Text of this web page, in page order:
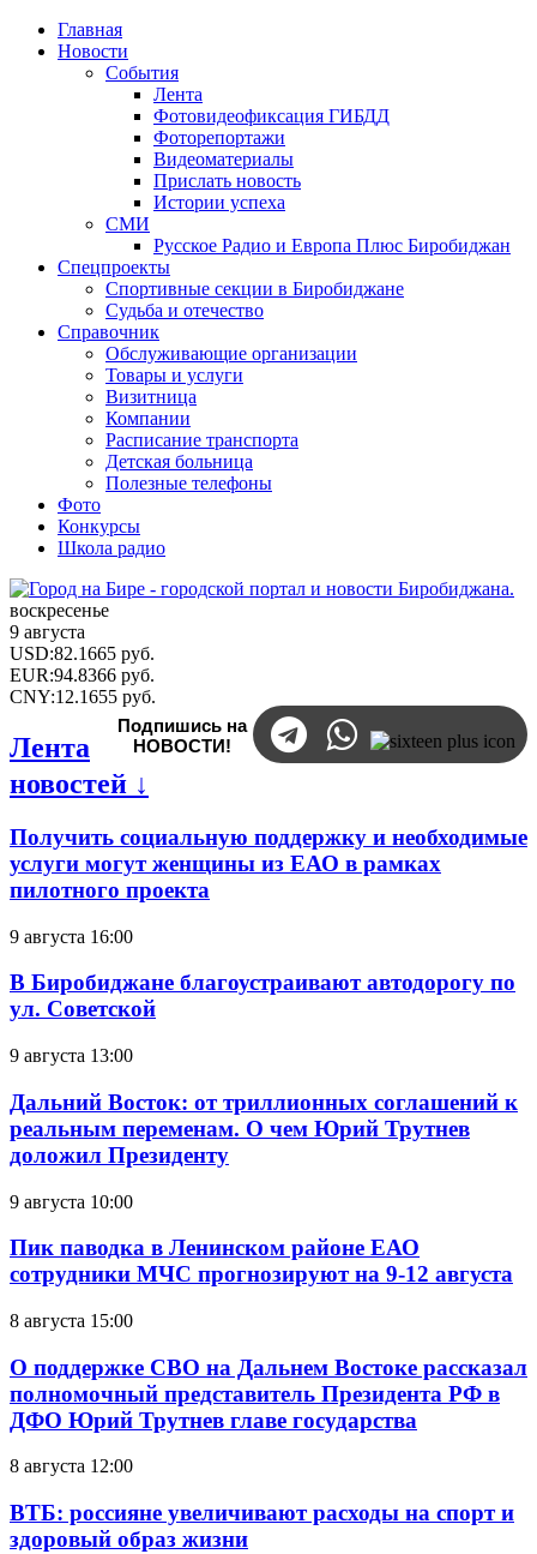
Главная
Новости
События
Лента
Фотовидеофиксация ГИБДД
Фоторепортажи
Видеоматериалы
Прислать новость
Истории успеха
СМИ
Русское Радио и Европа Плюс Биробиджан
Спецпроекты
Спортивные секции в Биробиджане
Судьба и отечество
Справочник
Обслуживающие организации
Товары и услуги
Визитница
Компании
Расписание транспорта
Детская больница
Полезные телефоны
Фото
Конкурсы
Школа радио
воскресенье
9 августа
USD:82.1665 руб.
EUR:94.8366 руб.
CNY:12.1655 руб.
Подпишись на
НОВОСТИ!
Лента
новостей ↓
Получить социальную поддержку и необходимые
услуги могут женщины из ЕАО в рамках
пилотного проекта
9 августа 16:00
В Биробиджане благоустраивают автодорогу по
ул. Советской
9 августа 13:00
Дальний Восток: от триллионных соглашений к
реальным переменам. О чем Юрий Трутнев
доложил Президенту
9 августа 10:00
Пик паводка в Ленинском районе ЕАО
сотрудники МЧС прогнозируют на 9-12 августа
8 августа 15:00
О поддержке СВО на Дальнем Востоке рассказал
полномочный представитель Президента РФ в
ДФО Юрий Трутнев главе государства
8 августа 12:00
ВТБ: россияне увеличивают расходы на спорт и
здоровый образ жизни